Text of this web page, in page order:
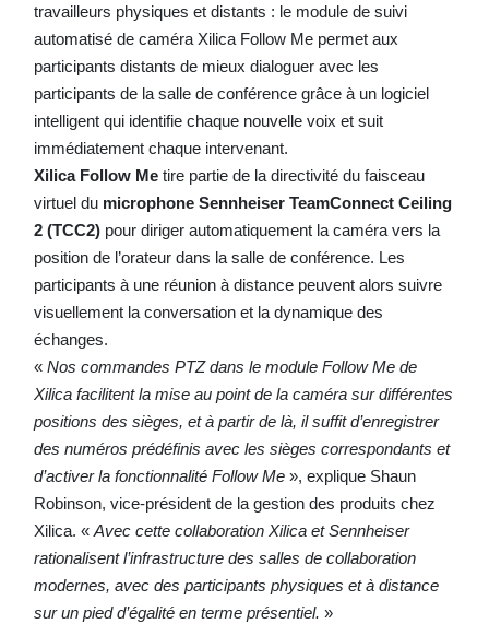
travailleurs physiques et distants : le module de suivi
automatisé de caméra Xilica Follow Me permet aux
participants distants de mieux dialoguer avec les
participants de la salle de conférence grâce à un logiciel
intelligent qui identifie chaque nouvelle voix et suit
immédiatement chaque intervenant.
Xilica Follow Metire partie de la directivité du faisceau
virtuel du microphone Sennheiser TeamConnect Ceiling
2 (TCC2)pour diriger automatiquement la caméra vers la
position de l’orateur dans la salle de conférence. Les
participants à une réunion à distance peuvent alors suivre
visuellement la conversation et la dynamique des
échanges.
« Nos commandes PTZ dans le module Follow Me de
Xilica facilitent la mise au point de la caméra sur différentes
positions des sièges, et à partir de là, il suffit d’enregistrer
des numéros prédéfinis avec les sièges correspondants et
d’activer la fonctionnalité Follow Me», explique Shaun
Robinson, vice-président de la gestion des produits chez
Xilica. « Avec cette collaboration Xilica et Sennheiser
rationalisent l’infrastructure des salles de collaboration
modernes, avec des participants physiques et à distance
sur un pied d’égalité en terme présentiel. »